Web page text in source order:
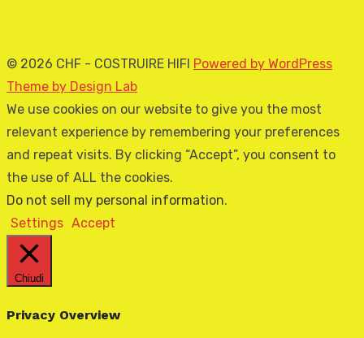
© 2026 CHF - COSTRUIRE HIFI Powered by WordPress
Theme by Design Lab
We use cookies on our website to give you the most
relevant experience by remembering your preferences
and repeat visits. By clicking “Accept”, you consent to
the use of ALL the cookies.
Do not sell my personal information.
Settings Accept
Chiudi
Privacy Overview